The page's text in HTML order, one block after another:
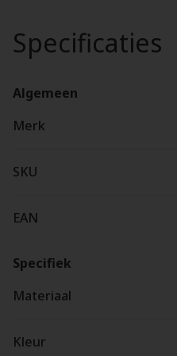
Specificaties
Algemeen
Merk
SKU
EAN
Specifiek
Materiaal
Kleur